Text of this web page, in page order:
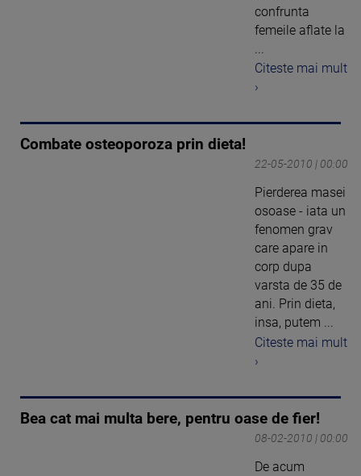
confrunta
femeile aflate la
Citeste mai mult
›
Combate osteoporoza prin dieta!
22-05-2010 | 00:00
Pierderea masei
osoase - iata un
fenomen grav
care apare in
corp dupa
varsta de 35 de
ani. Prin dieta,
insa, putem ...
Citeste mai mult
›
Bea cat mai multa bere, pentru oase de fier!
08-02-2010 | 00:00
De acum